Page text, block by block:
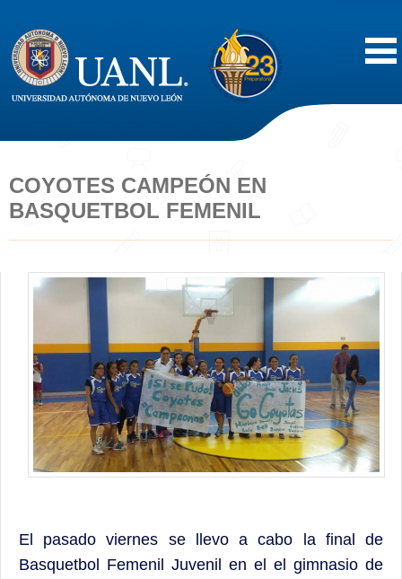
Acerca de
Vida Estudiantil
Difusión
Contacto
COYOTES CAMPEÓN EN
BASQUETBOL FEMENIL
El pasado viernes se llevo a cabo la final de
Basquetbol Femenil Juvenil en el el gimnasio de